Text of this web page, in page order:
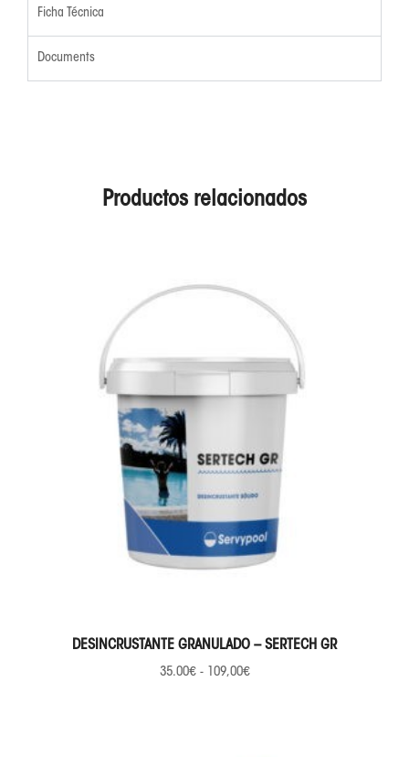
Ficha Técnica
Documents
Productos relacionados
SELECCIONAR OPCIONES
DESINCRUSTANTE GRANULADO – SERTECH GR
35.00€ - 109,00€